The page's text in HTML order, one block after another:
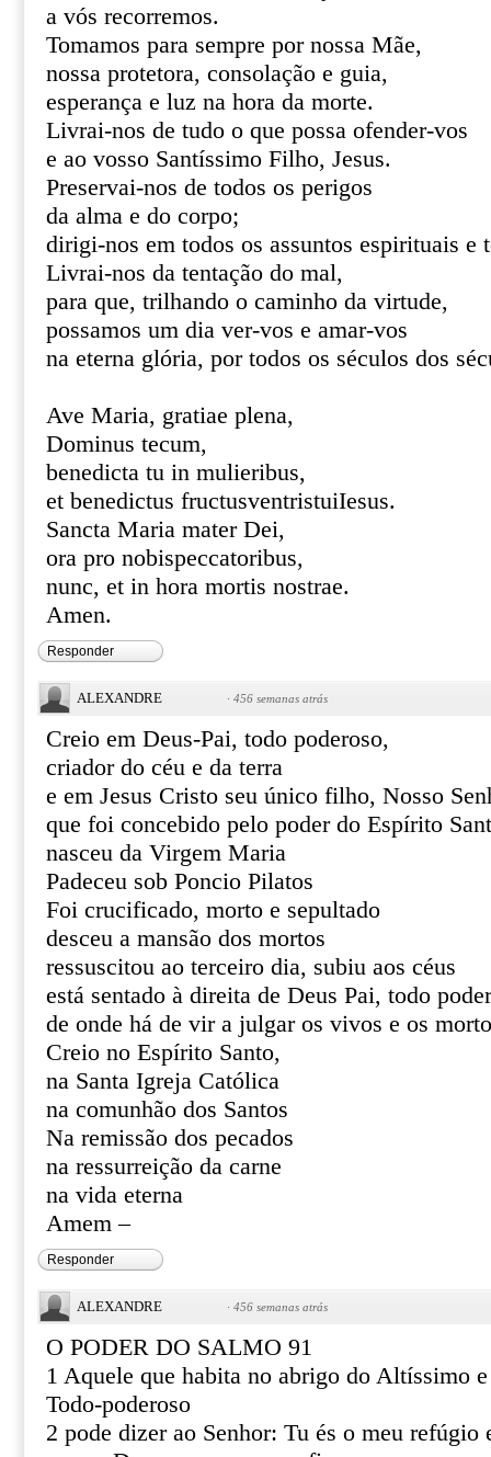
a vós recorremos.
Tomamos para sempre por nossa Mãe,
nossa protetora, consolação e guia,
esperança e luz na hora da morte.
Livrai-nos de tudo o que possa ofender-vos
e ao vosso Santíssimo Filho, Jesus.
Preservai-nos de todos os perigos
da alma e do corpo;
dirigi-nos em todos os assuntos espirituais e
Livrai-nos da tentação do mal,
para que, trilhando o caminho da virtude,
possamos um dia ver-vos e amar-vos
na eterna glória, por todos os séculos dos
Ave Maria, gratiae plena,
Dominus tecum,
benedicta tu in mulieribus,
et benedictus fructusventristuiIesus.
Sancta Maria mater Dei,
ora pro nobispeccatoribus,
nunc, et in hora mortis nostrae.
Amen.
Responder
ALEXANDRE · 456 semanas atrás
Creio em Deus-Pai, todo poderoso,
criador do céu e da terra
e em Jesus Cristo seu único filho, Nosso
que foi concebido pelo poder do Espírito
nasceu da Virgem Maria
Padeceu sob Poncio Pilatos
Foi crucificado, morto e sepultado
desceu a mansão dos mortos
ressuscitou ao terceiro dia, subiu aos céus
está sentado à direita de Deus Pai, todo
de onde há de vir a julgar os vivos e os
Creio no Espírito Santo,
na Santa Igreja Católica
na comunhão dos Santos
Na remissão dos pecados
na ressurreição da carne
na vida eterna
Amem –
Responder
ALEXANDRE · 456 semanas atrás
O PODER DO SALMO 91
1 Aquele que habita no abrigo do Altíssimo
Todo-poderoso
2 pode dizer ao Senhor: Tu és o meu refúgio